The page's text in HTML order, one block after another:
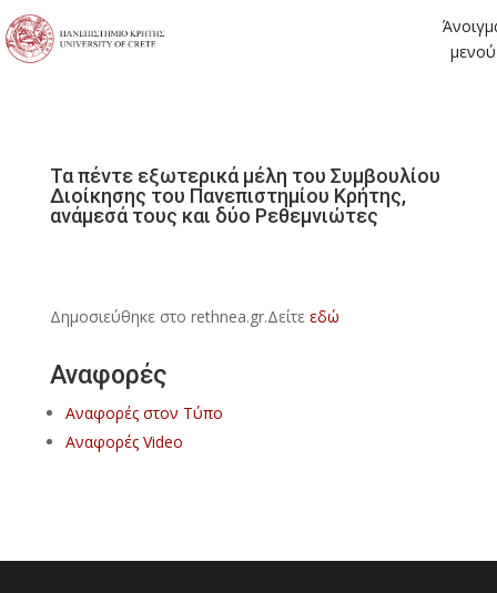
μενού
Τα πέντε εξωτερικά μέλη του Συμβουλίου
Διοίκησης του Πανεπιστημίου Κρήτης,
ανάμεσά τους και δύο Ρεθεμνιώτες
Δημοσιεύθηκε στο rethnea.gr.Δείτε εδώ
Αναφορές
Αναφορές στον Τύπο
Αναφορές Video